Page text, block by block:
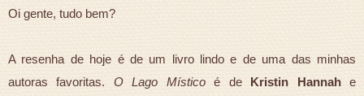
Oi gente, tudo bem?
A resenha de hoje é de um livro lindo e de uma das minhas
autoras favoritas. O Lago Místicoé deKristin Hannahe